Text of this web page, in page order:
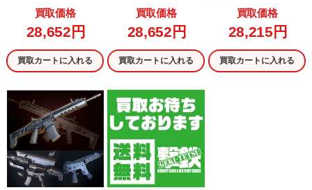
ンチ GBB(ガスブローバ
ック)(JP)(MG00768030
7) (18歳以上専用)
買取価格
28,652円
買取カートに入れる
ンチ GBB(ガスブローバ
ック)(JP)(MG00268040
7) (18歳以上専用)
買取価格
28,652円
買取カートに入れる
e M4A1 FSP GBB【JA
SG認定】 BK(ブラック/
黒)/DE(ダークアース)(E
以上専用)
買取価格
28,215円
買取カートに入れる